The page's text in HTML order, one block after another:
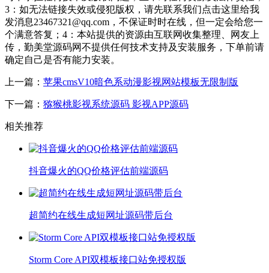
3：如无法链接失效或侵犯版权，请先联系我们点击这里给我
发消息23467321@qq.com，不保证时时在线，但一定会给您一
个满意答复；4：本站提供的资源由互联网收集整理、网友上
传，勤美堂源码网不提供任何技术支持及安装服务，下单前请
确定自己是否有能力安装。
上一篇： 苹果cmsV10暗色系动漫影视网站模板无限制版
下一篇： 猕猴桃影视系统源码 影视APP源码
相关推荐
抖音爆火的QQ价格评估前端源码
超简约在线生成短网址源码带后台
Storm Core API双模板接口站免授权版